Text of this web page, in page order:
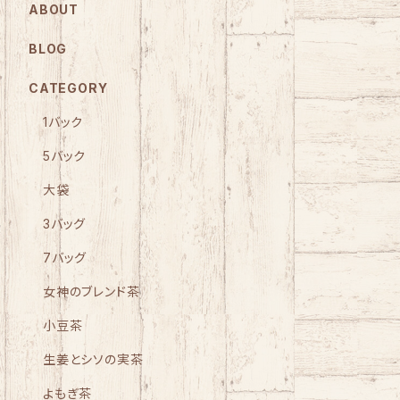
ABOUT
BLOG
CATEGORY
1バック
5バック
大袋
3バッグ
7バッグ
女神のブレンド茶
小豆茶
生姜とシソの実茶
よもぎ茶